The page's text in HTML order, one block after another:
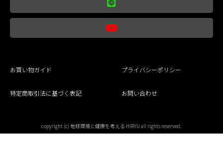
お買い物ガイド プライバシーポリシー
特定商取引法に基づく表記 お問い合わせ
copyright (c) 地球環境と健康を考える HIRYU all rights reserved.